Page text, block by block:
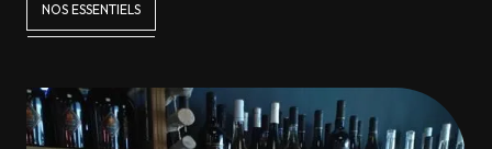
NOS ESSENTIELS